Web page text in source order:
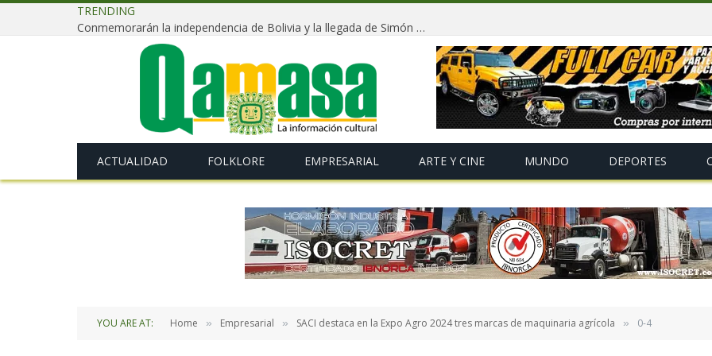
TRENDING
Conmemorarán la independencia de Bolivia y la llegada de Simón Bolívar con un tradicional «Gran Baile de Antaño» en La Paz
ACTUALIDAD FOLKLORE EMPRESARIAL ARTE Y CINE MUNDO DEPORTES
YOU ARE AT: Home » Empresarial » SACI destaca en la Expo Agro 2024 tres marcas de maquinaria agrícola » 0-4